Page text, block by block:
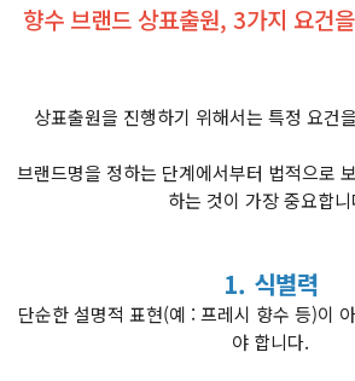
향수 브랜드 상표출원, 3가지 요건
상표출원을 진행하기 위해서는 특정 요건
브랜드명을 정하는 단계에서부터 법적으로
하는 것이 가장 중요합니
1. 식별력
단순한 설명적 표현(예 : 프레시 향수 등)이
야 합니다.